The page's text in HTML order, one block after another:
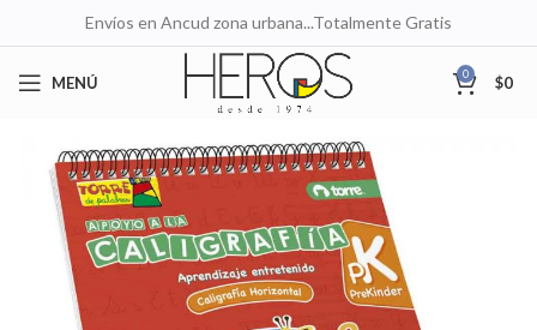
Envíos en Ancud zona urbana...Totalmente Gratis
MENÚ 0 $0